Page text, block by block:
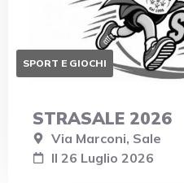
SPORT E GIOCHI
STRASALE 2026
Via Marconi, Sale
Il 26 Luglio 2026